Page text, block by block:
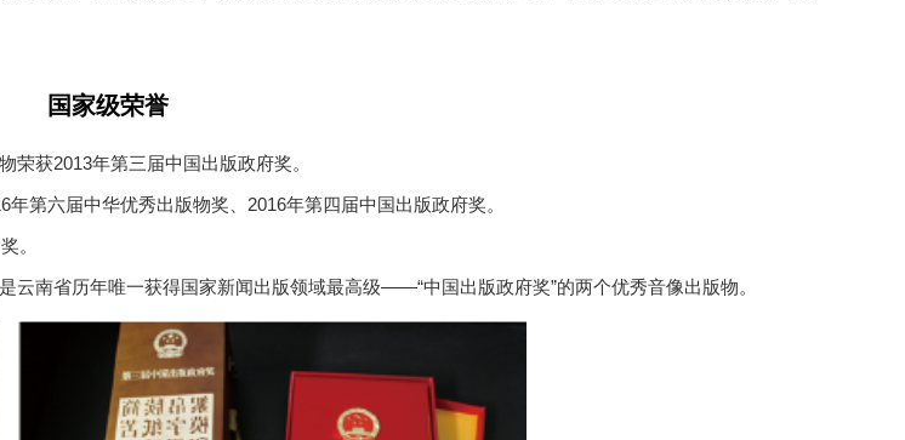
国家级荣誉
获2013年第三届中国出版政府奖。
第六届中华优秀出版物奖、2016年第四届中国出版政府奖。
。
南省历年唯一获得国家新闻出版领域最高级——“中国出版政府奖”的两个优秀音像出版物。